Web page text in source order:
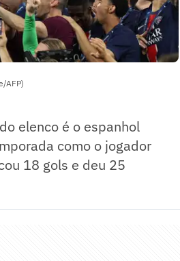
AFP)
elenco é o espanhol
como o jogador
18 gols e deu 25